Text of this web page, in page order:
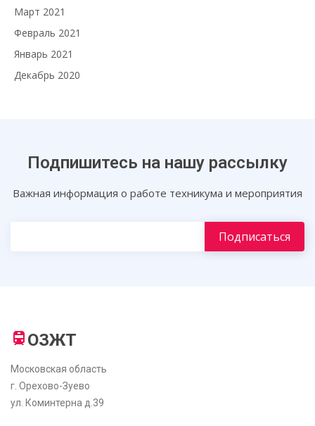
Март 2021
Февраль 2021
Январь 2021
Декабрь 2020
Подпишитесь на нашу рассылку
Важная информация о работе техникума и мероприятия
ОЗЖТ
Московская область
г. Орехово-Зуево
ул. Коминтерна д.39